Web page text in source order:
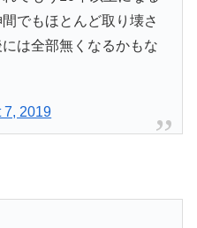
でもほとんど取り壊さ
は全部無くなるかもな
7, 2019